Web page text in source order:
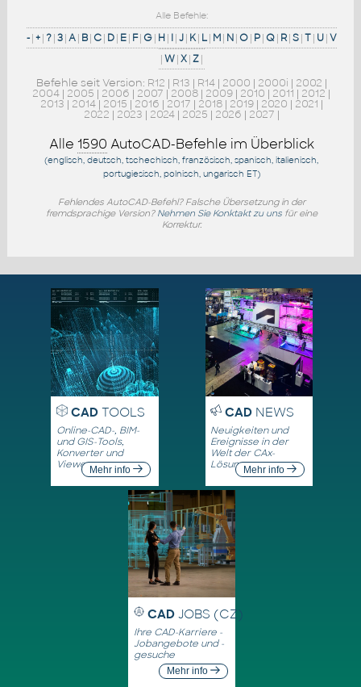
Alle Befehle:
- |+ | ? |3 |A | B |C | D | E | F |G | H | I |J | K | L | M | N |O | P |Q | R |S |T | U |V
|W |X |Z |
Befehle seit Version: R12 | R13 | R14| 2000 | 2000i | 2002 |
2004 | 2005 | 2006 | 2007 |2008 | 2009 | 2010 | 2011 | 2012|
2013 | 2014| 2015 |2016 | 2017 | 2018| 2019| 2020 | 2021 |
2022 | 2023 | 2024| 2025 | 2026 | 2027 |
Alle 1590 AutoCAD-Befehle im Überblick
(englisch, deutsch, tschechisch, französisch, spanisch, italienisch,
portugiesisch, polnisch, ungarisch ET)
Fehlendes AutoCAD-Befehl? Falsche Übersetzung in der
fremdsprachige Version? Nehmen Sie Konktakt zu unsfür eine
Korrektur.
CADTOOLS
Online-CAD-, BIM-
und GIS-Tools,
Konverter und
ViewerMehr info
CADNEWS
Neuigkeiten und
Ereignisse in der
Welt der CAx-
LösungenMehr info
CAD JOBS (CZ)
Ihre CAD-Karriere -
Jobangebote und -
gesuche
Mehr info